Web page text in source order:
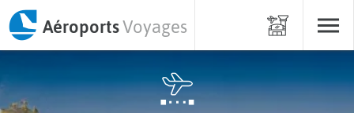
AéroportsVoyages